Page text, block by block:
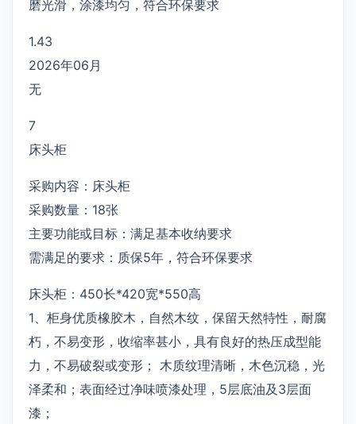
磨光滑，涂漆均匀，符合环保要求
1.43
2026年06月
无
7
床头柜
采购内容：床头柜
采购数量：18张
主要功能或目标：满足基本收纳要求
需满足的要求：质保5年，符合环保要求
床头柜：450长*420宽*550高
1、柜身优质橡胶木，自然木纹，保留天然特性，耐腐
朽，不易变形，收缩率甚小，具有良好的热压成型能
力，不易破裂或变形； 木质纹理清晰，木色沉稳，光
泽柔和；表面经过净味喷漆处理，5层底油及3层面
漆；